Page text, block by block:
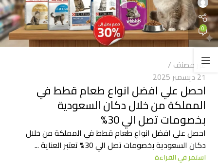
0
غير مصنف
21 ديسمبر 2025
احصل علي افضل انواع طعام قطط في
المملكة من خلال دكان السعودية
بخصومات تصل الي 30%
احصل علي افضل انواع طعام قطط في المملكة من خلال
دكان السعودية بخصومات تصل الي 30% تعتبر العناية ...
استمر في القراءة